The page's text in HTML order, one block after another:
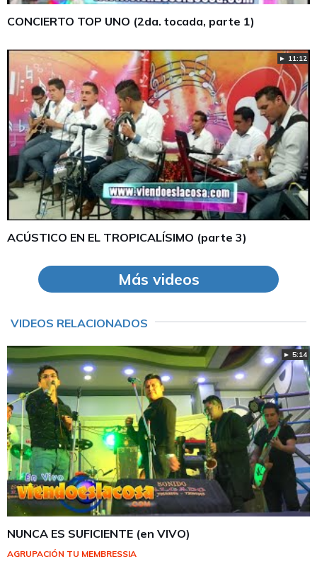
CONCIERTO TOP UNO (2da. tocada, parte 1)
► 11:12
ACÚSTICO EN EL TROPICALÍSIMO (parte 3)
Más videos
VIDEOS RELACIONADOS
► 5:14
NUNCA ES SUFICIENTE (en VIVO)
AGRUPACIÓN TU MEMBRESSIA